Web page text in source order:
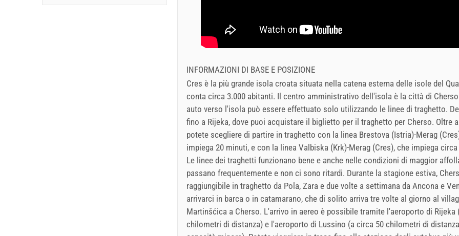
INFORMAZIONI DI BASE E POSIZIONE
Cres è la più grande isola croata situata nella catena esterna delle isole del
conta circa 3.000 abitanti. Il centro amministrativo dell'isola è la città di
auto verso l'isola può essere effettuato solo utilizzando le linee di traghetto.
fino a Rijeka, dove puoi acquistare il biglietto per il traghetto per Cherso. Oltre
potete scegliere di partire in traghetto con la linea Brestova (Istria)-Merag
impiega 20 minuti, e con la linea Valbiska (Krk)-Merag (Cres), che impiega
Le linee dei traghetti funzionano bene e anche nelle condizioni di maggior
passano frequentemente e non ci sono ritardi. Durante la stagione estiva,
raggiungibile in traghetto da Pola, Zara e due volte a settimana da Ancona e
arrivarci in barca o in catamarano, che di solito arriva tre volte al giorno al
Martinšćica a Cherso. L'arrivo in aereo è possibile tramite l'aeroporto di Rijeka
chilometri di distanza) e l'aeroporto di Lussino (a circa 50 chilometri di